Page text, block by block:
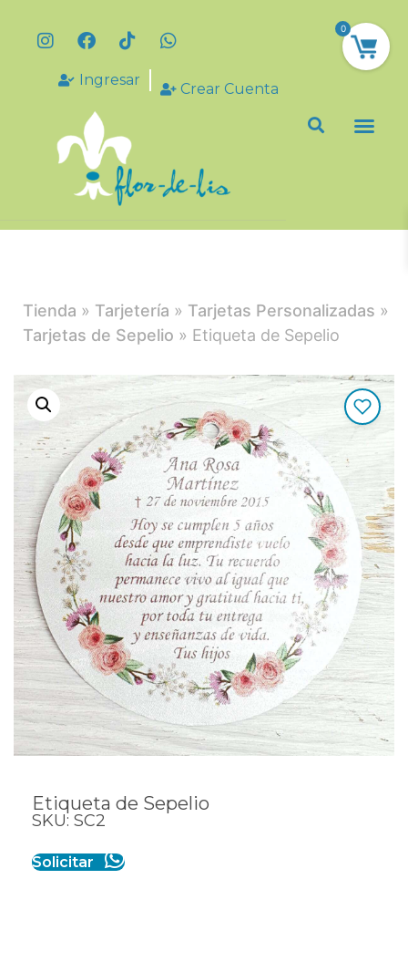
Ingresar
Crear Cuenta
Tienda » Tarjetería » Tarjetas Personalizadas »
Tarjetas de Sepelio » Etiqueta de Sepelio
Etiqueta de Sepelio
SKU: SC2
Solicitar
0